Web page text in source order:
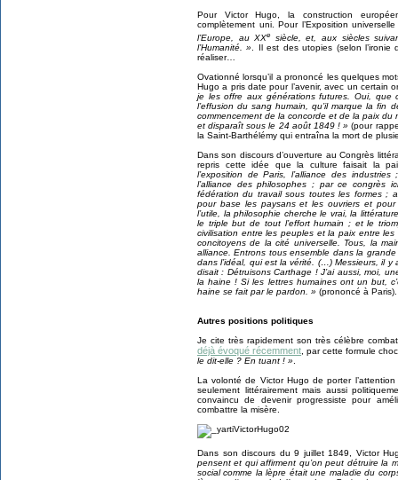
Pour Victor Hugo, la construction
complètement uni. Pour l’Exposition
l’Europe, au XXesiècle, et, aux siècles
l’Humanité. »
. Il est des utopies (selon
réaliser…
Ovationné lorsqu’il a prononcé les quelques
Hugo a pris date pour l’avenir, avec un certain
je les offre aux générations futures. Oui, que
l’effusion du sang humain, qu’il marque la fin
commencement de la concorde et de la paix du
et disparaît sous le 24 août 1849 ! » (pour
la Saint-Barthélémy qui entraîna la mort de
Dans son discours d’ouverture au Congrès
repris cette idée que la culture faisait la
l’exposition de Paris, l’alliance des
l’alliance des philosophes ; par ce congrès
fédération du travail sous toutes les formes ;
pour base les paysans et les ouvriers et pour
l’utile, la philosophie cherche le vrai, la
le triple but de tout l’effort humain ; et le
civilisation entre les peuples et la paix entre
concitoyens de la cité universelle. Tous, la
alliance. Entrons tous ensemble dans la
dans l’idéal, qui est la vérité. (…) Messieurs, il
disait : Détruisons Carthage ! J’ai aussi, moi,
la haine ! Si les lettres humaines ont un but,
haine se fait par le pardon. » (prononcé à Paris).
Autres positions politiques
Je cite très rapidement son très célèbre
déjà évoqué récemment , par cette formule
le dit-elle ? En tuant ! »
La volonté de Victor Hugo de porter
seulement littérairement mais aussi
convaincu de devenir progressiste pour
combattre la misère.
Dans son discours du 9 juillet 1849, Victor
pensent et qui affirment qu’on peut détruire la
social comme la lèpre était une maladie du